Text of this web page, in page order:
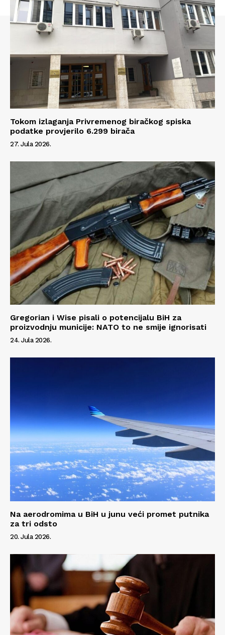
Info
O nama
Kontakt
Impressum
Tokom izlaganja Privremenog biračkog spiska
podatke provjerilo 6.299 birača
27. Jula 2026.
Gregorian i Wise pisali o potencijalu BiH za
proizvodnju municije: NATO to ne smije ignorisati
24. Jula 2026.
Na aerodromima u BiH u junu veći promet putnika
za tri odsto
20. Jula 2026.